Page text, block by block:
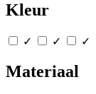
Kleur
✓ ✓ ✓
Materiaal